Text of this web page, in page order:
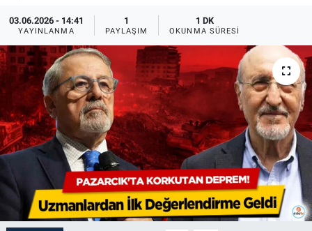
03.06.2026 - 14:41
YAYINLANMA
1
PAYLAŞIM
1 DK
OKUNMA SÜRESI